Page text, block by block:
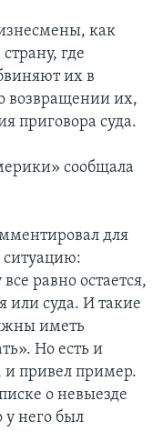
как
где
их в
возвращении их,
приговора суда.
сообщала
для
равно остается,
или суда. И такие
иметь
Но есть и
и привел пример.
о невыезде
у него был